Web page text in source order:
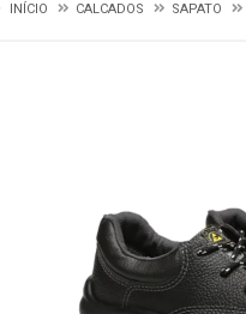
INÍCIO CALCADOS SAPATO